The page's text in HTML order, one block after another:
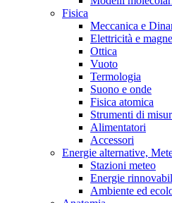
Fisica
Meccanica e
Elettricità e
Ottica
Vuoto
Termologia
Suono e onde
Fisica atomica
Strumenti di
Alimentatori
Accessori
Energie alternative,
Stazioni meteo
Energie
Ambiente ed